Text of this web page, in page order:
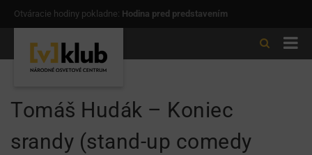
Otváracie hodiny pokladne: Hodina pred predstavením
Tomáš Hudák – Koniec
srandy (stand-up comedy